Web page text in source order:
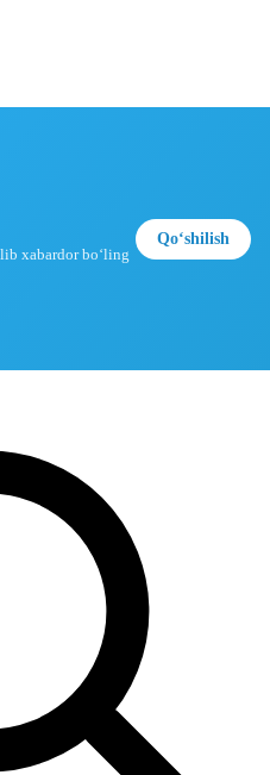
xabardor boʻling
Qoʻshilish